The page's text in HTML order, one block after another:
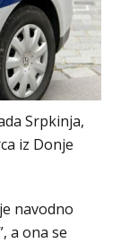
Srpkinja,
iz Donje
navodno
a ona se